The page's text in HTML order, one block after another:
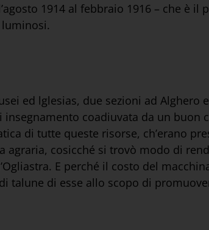
1914 al febbraio 1916 – che è il
luminosi.
ed lglesias, due sezioni ad Alghero
coadiuvata da un buon
di tutte queste risorse, ch’erano
cosicché si trovò modo di
E perché il costo del
talune di esse allo scopo di